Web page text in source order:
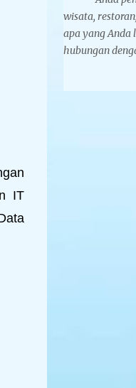
IT
membuat
Velboa. Yelvo
digunakan.
memiliki dua
wisata,
apa yang
hubungan